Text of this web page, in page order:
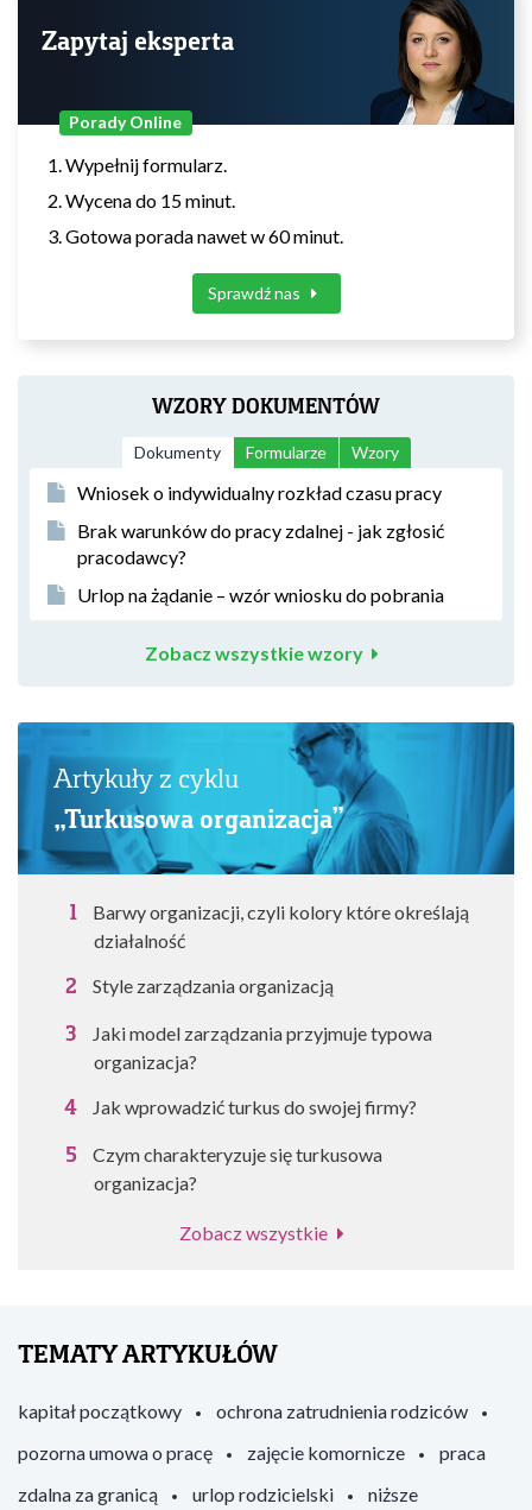
Zapytaj eksperta
Porady Online
Wypełnij formularz.
Wycena do 15 minut.
Gotowa porada nawet w 60 minut.
Sprawdź nas
WZORY DOKUMENTÓW
Dokumenty Formularze Wzory
Wniosek o indywidualny rozkład czasu pracy
Brak warunków do pracy zdalnej - jak zgłosić
pracodawcy?
Urlop na żądanie – wzór wniosku do pobrania
Zobacz wszystkie wzory
Artykuły z cyklu
„Turkusowa organizacja”
Barwy organizacji, czyli kolory które określają
działalność
Style zarządzania organizacją
Jaki model zarządzania przyjmuje typowa
organizacja?
Jak wprowadzić turkus do swojej firmy?
Czym charakteryzuje się turkusowa
organizacja?
Zobacz wszystkie
TEMATY ARTYKUŁÓW
kapitał początkowy
ochrona zatrudnienia rodziców
pozorna umowa o pracę
zajęcie komornicze
praca
zdalna za granicą
urlop rodzicielski
niższe